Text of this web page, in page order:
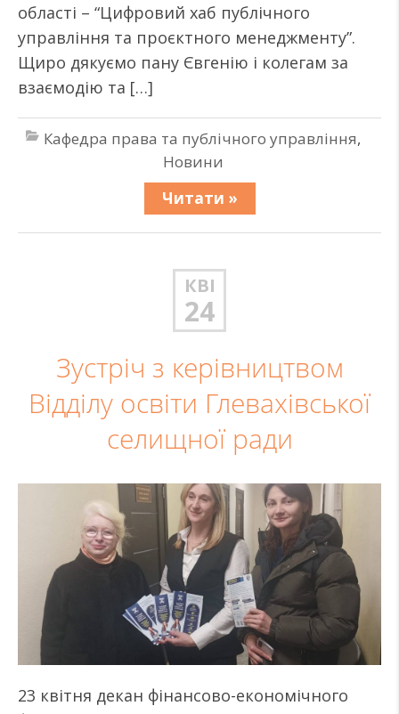
області – “Цифровий хаб публічного
управління та проєктного менеджменту”.
Щиро дякуємо пану Євгенію і колегам за
взаємодію та […]
Кафедра права та публічного управління,
Новини
Читати »
КВІ
24
Зустріч з керівництвом
Відділу освіти Глевахівської
селищної ради
23 квітня декан фінансово-економічного